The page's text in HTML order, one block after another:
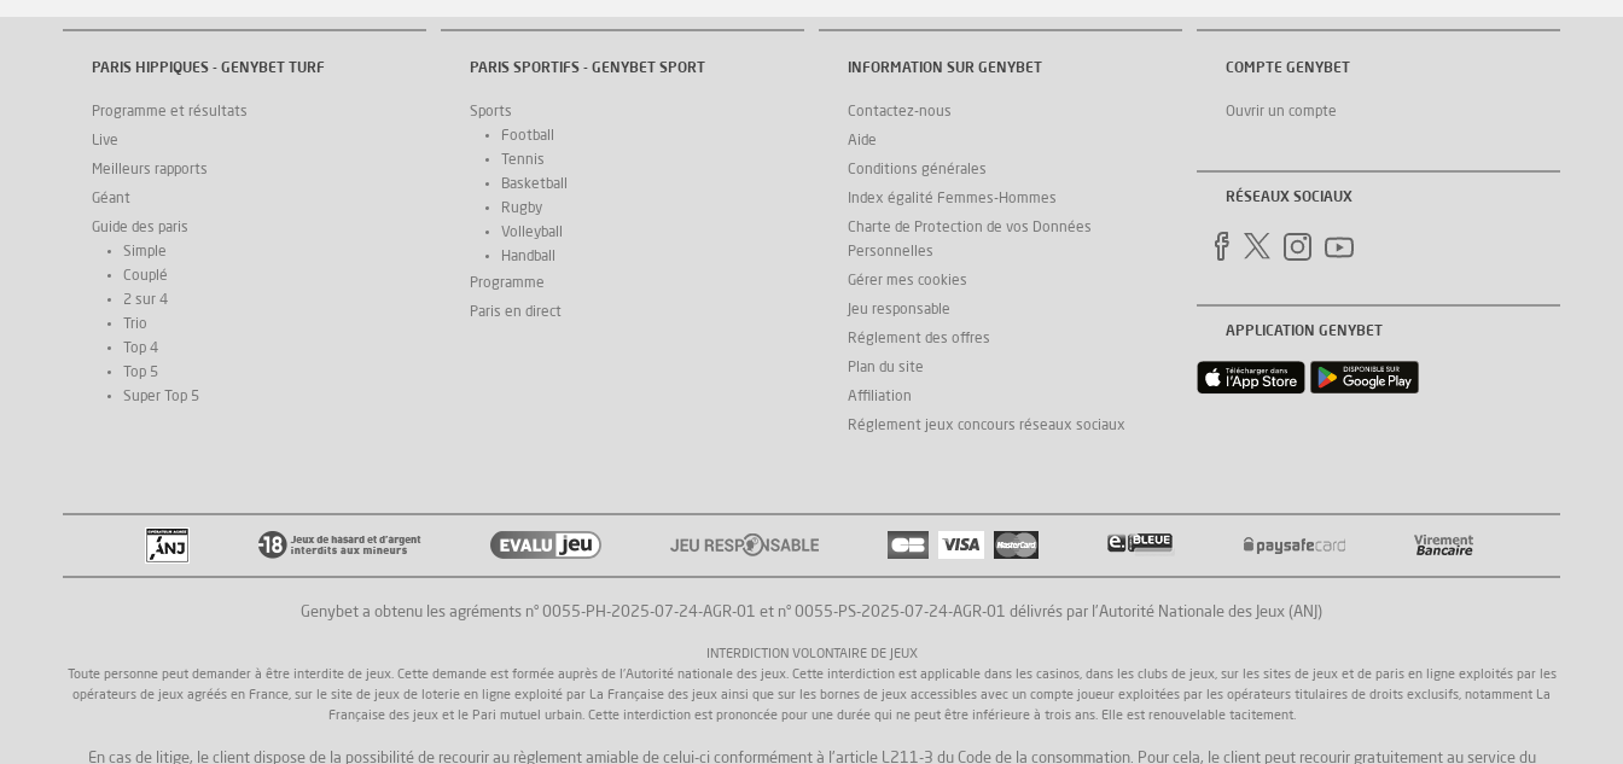
PARIS HIPPIQUES - GENYBET TURF
Programme et résultats
Live
Meilleurs rapports
Géant
Guide des paris
Simple
Couplé
2 sur 4
Trio
Top 4
Top 5
Super Top 5
PARIS SPORTIFS - GENYBET SPORT
Sports
Football
Tennis
Basketball
Rugby
Volleyball
Handball
Programme
Paris en direct
INFORMATION SUR GENYBET
Contactez-nous
Aide
Conditions générales
Index égalité Femmes-Hommes
Charte de Protection de vos Données
Personnelles
Gérer mes cookies
Jeu responsable
Réglement des offres
Plan du site
Affiliation
Réglement jeux concours réseaux sociaux
COMPTE GENYBET
Ouvrir un compte
RÉSEAUX SOCIAUX
APPLICATION GENYBET
Genybet a obtenu les agréments n° 0055-PH-2025-07-24-AGR-01 et n° 0055-PS-2025-07-24-AGR-01 délivrés par l'Autorité Nationale des Jeux (ANJ)
INTERDICTION VOLONTAIRE DE JEUX
Toute personne peut demander à être interdite de jeux. Cette demande est formée auprès de l'Autorité nationale des jeux. Cette interdiction est applicable dans les casinos, dans les clubs de jeux, sur les sites de jeux et de paris en ligne exploités par les
opérateurs de jeux agréés en France, sur le site de jeux de loterie en ligne exploité par La Française des jeux ainsi que sur les bornes de jeux accessibles avec un compte joueur exploitées par les opérateurs titulaires de droits exclusifs, notamment La
Française des jeux et le Pari mutuel urbain. Cette interdiction est prononcée pour une durée qui ne peut être inférieure à trois ans. Elle est renouvelable tacitement.
En cas de litige, le client dispose de la possibilité de recourir au règlement amiable de celui-ci conformément à l'article L211-3 du Code de la consommation. Pour cela, le client peut recourir gratuitement au service du